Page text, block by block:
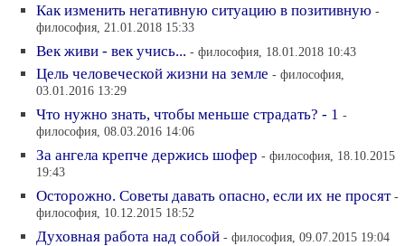
Как изменить негативную ситуацию в позитивную -
философия, 21.01.2018 15:33
Век живи - век учись... - философия, 18.01.2018 10:43
Цель человеческой жизни на земле - философия,
03.01.2016 13:29
Что нужно знать, чтобы меньше страдать? - 1 -
философия, 08.03.2016 14:06
За ангела крепче держись шофер - философия, 18.10.2015
19:43
Осторожно. Советы давать опасно, если их не просят -
философия, 10.12.2015 18:52
Духовная работа над собой - философия, 09.07.2015 19:04